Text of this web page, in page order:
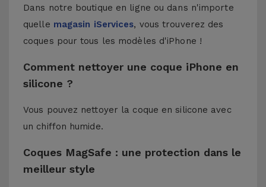
Dans notre boutique en ligne ou dans n'importe
quelle magasin iServices, vous trouverez des
coques pour tous les modèles d'iPhone !
Comment nettoyer une coque iPhone en
silicone ?
Vous pouvez nettoyer la coque en silicone avec
un chiffon humide.
Coques MagSafe : une protection dans le
meilleur style